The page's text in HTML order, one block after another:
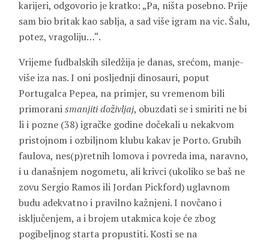
karijeri, odgovorio je kratko: „Pa, ništa posebno. Prije
sam bio britak kao sablja, a sad više igram na vic. Šalu,
potez, vragoliju…“.
Vrijeme fudbalskih siledžija je danas, srećom, manje-
više iza nas. I oni posljednji dinosauri, poput
Portugalca Pepea, na primjer, su vremenom bili
primoranismanjiti doživljaj, obuzdati se i smiriti ne bi
li i pozne (38) igračke godine dočekali u nekakvom
pristojnom i ozbiljnom klubu kakav je Porto. Grubih
faulova, nes(p)retnih lomova i povreda ima, naravno,
i u današnjem nogometu, ali krivci (ukoliko se baš ne
zovu Sergio Ramos ili Jordan Pickford) uglavnom
budu adekvatno i pravilno kažnjeni. I novčano i
isključenjem, a i brojem utakmica koje će zbog
pogibeljnog starta propustiti. Kosti se na